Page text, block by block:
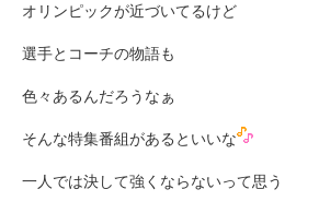
オリンピックが近づいてるけど
選手とコーチの物語も
色々あるんだろうなぁ
そんな特集番組があるといいな
一人では決して強くならないって思う